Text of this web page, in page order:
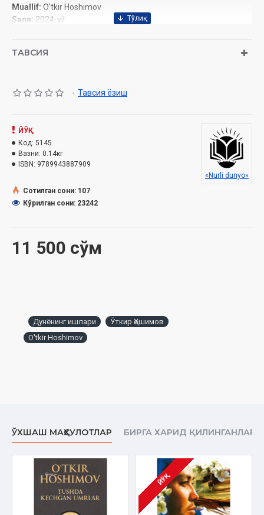
Muallif: O'tkir Hoshimov
Sana: 2024-yil
ISBN:978-9943-8879-0-9
ТАВСИЯ
- Тавсия ёзиш
11 500 сўм
ЙЎҚ
Код: 5145
Вазни: 0.14кг
ISBN: 9789943887909
«Nurli dunyo»
Сотилган сони: 107
Кўрилган сони: 23242
Дунёнинг ишлари
Ўткир Ҳошимов
O'tkir Hoshimov
ЎХШАШ МАҲСУЛОТЛАР БИРГА ХАРИД ҚИЛИНГАНЛАР
ЙЎҚ